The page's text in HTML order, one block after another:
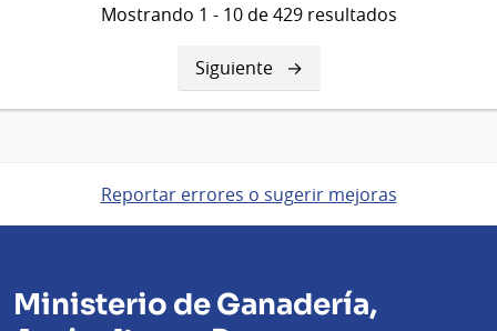
Mostrando 1 - 10 de 429 resultados
Siguiente
página
Siguiente
Reportar errores o sugerir mejoras
Ministerio de Ganadería,